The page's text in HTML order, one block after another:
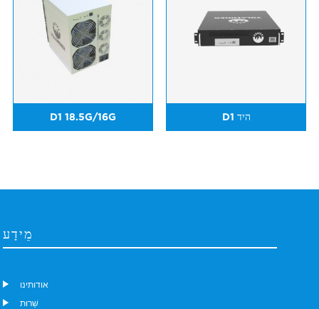
D1 18.5G/16G D1 היד
מֵידָע
אודותינו
שֵׁרוּת